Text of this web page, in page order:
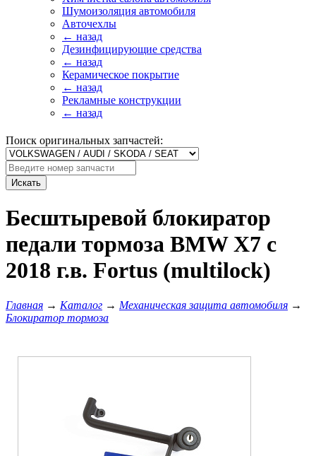
Шумоизоляция автомобиля
Авточехлы
← назад
Дезинфицирующие средства
← назад
Керамическое покрытие
← назад
Рекламные конструкции
← назад
Поиск оригинальных запчастей:
Искать
Бесштыревой блокиратор
педали тормоза BMW X7 с
2018 г.в. Fortus (multilock)
Главная → Каталог → Механическая защита автомобиля →
Блокиратор тормоза